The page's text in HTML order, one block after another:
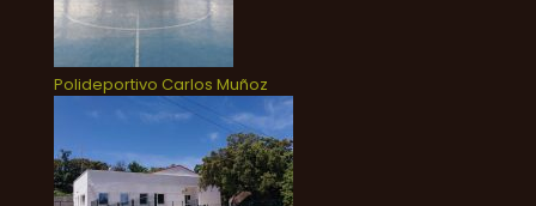
Polideportivo Carlos Muñoz